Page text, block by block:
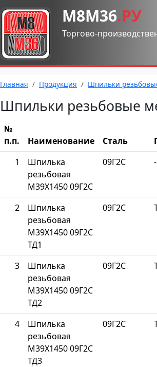
М8М36.РУ
Торгово-
Главная Продукция Шпильки
Шпильки резьбовые
№
п.п.
Наименование Сталь
1
Шпилька
резьбовая
М39Х1450 09Г2С
09Г2С -
2
Шпилька
резьбовая
М39Х1450 09Г2С
ТД1
09Г2С
3
Шпилька
резьбовая
М39Х1450 09Г2С
ТД2
09Г2С
4
Шпилька
резьбовая
М39Х1450 09Г2С
ТД3
09Г2С